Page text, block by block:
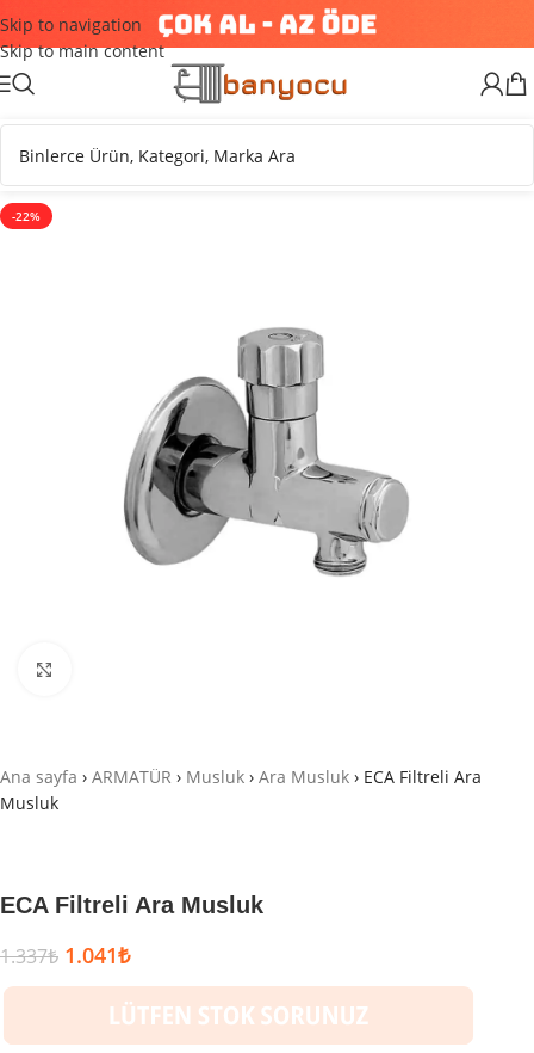
Skip to navigation
Skip to main content
-22%
Ana sayfa › ARMATÜR › Musluk › Ara Musluk › ECA Filtreli Ara
Musluk
ECA Filtreli Ara Musluk
1.337₺ 1.041₺